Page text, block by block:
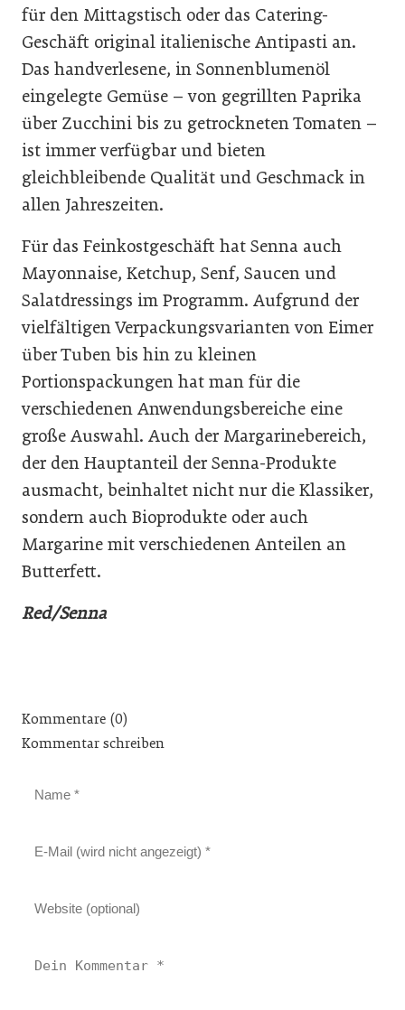
für den Mittagstisch oder das Catering-
Geschäft original italienische Antipasti an.
Das handverlesene, in Sonnenblumenöl
eingelegte Gemüse – von gegrillten Paprika
über Zucchini bis zu getrockneten Tomaten –
ist immer verfügbar und bieten
gleichbleibende Qualität und Geschmack in
allen Jahreszeiten.
Für das Feinkostgeschäft hat Senna auch
Mayonnaise, Ketchup, Senf, Saucen und
Salatdressings im Programm. Aufgrund der
vielfältigen Verpackungsvarianten von Eimer
über Tuben bis hin zu kleinen
Portionspackungen hat man für die
verschiedenen Anwendungsbereiche eine
große Auswahl. Auch der Margarinebereich,
der den Hauptanteil der Senna-Produkte
ausmacht, beinhaltet nicht nur die Klassiker,
sondern auch Bioprodukte oder auch
Margarine mit verschiedenen Anteilen an
Butterfett.
Red/Senna
Kommentare (0)
Kommentar schreiben